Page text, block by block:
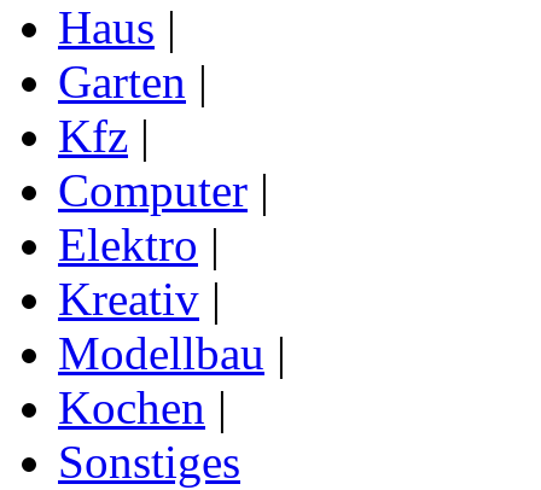
Haus |
Garten |
Kfz |
Computer |
Elektro |
Kreativ |
Modellbau |
Kochen |
Sonstiges